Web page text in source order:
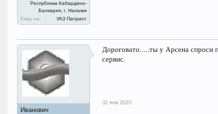
Республика Кабардино-
Балкария, г. Нальчик
Езжу на:
УАЗ Патриот
Иванович
Дороговато.....ты у Арсена спроси
сервис.
31 янв 2010